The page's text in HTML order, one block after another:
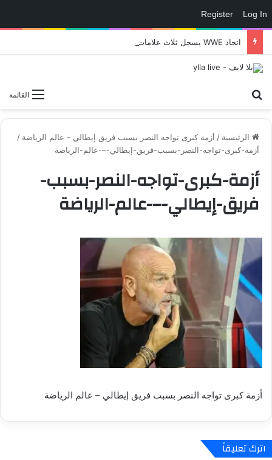
Log In
Register
القائمة
الرئيسية / أزمة كبرى تواجه النصر بسبب فريق إيطالي - عالم الرياضة /
أزمة-كبرى-تواجه-النصر-بسبب-فريق-إيطالي-–-عالم-الرياضة
أزمة-كبرى-تواجه-النصر-بسبب-
فريق-إيطالي-–-عالم-الرياضة
أزمة كبرى تواجه النصر بسبب فريق إيطالي – عالم الرياضة
اترك تعليقاً